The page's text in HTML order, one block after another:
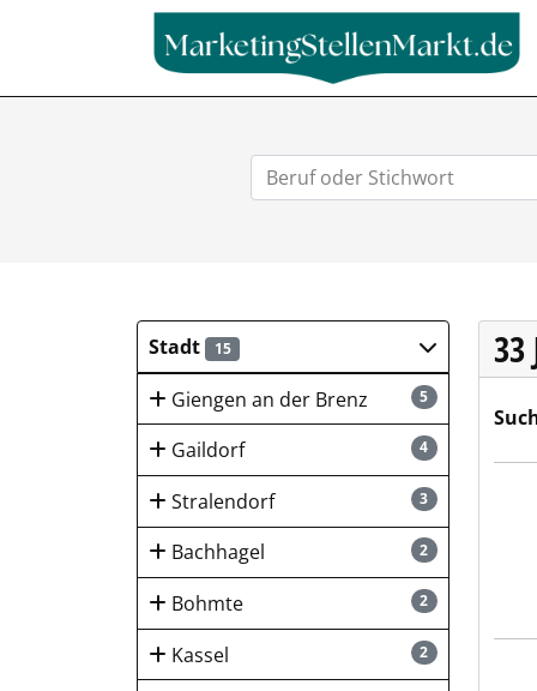
Stadt 15
5
Giengen an der Brenz
4
Gaildorf
3
Stralendorf
2
Bachhagel
2
Bohmte
2
Kassel
33